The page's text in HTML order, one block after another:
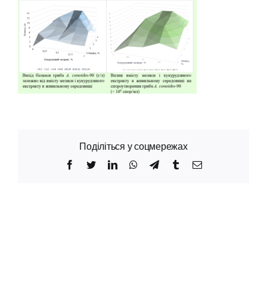
Поділіться у соцмережах
Facebook
TwitterLinkedInWhatsApp
TelegramTumblrEmail